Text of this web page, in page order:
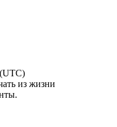
из жизни